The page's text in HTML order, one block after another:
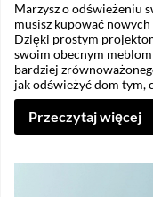
Marzysz o odświeżeniu
musisz kupować
Dzięki prostym
swoim obecnym
bardziej
jak odświeżyć dom tym,
Przeczytaj więcej